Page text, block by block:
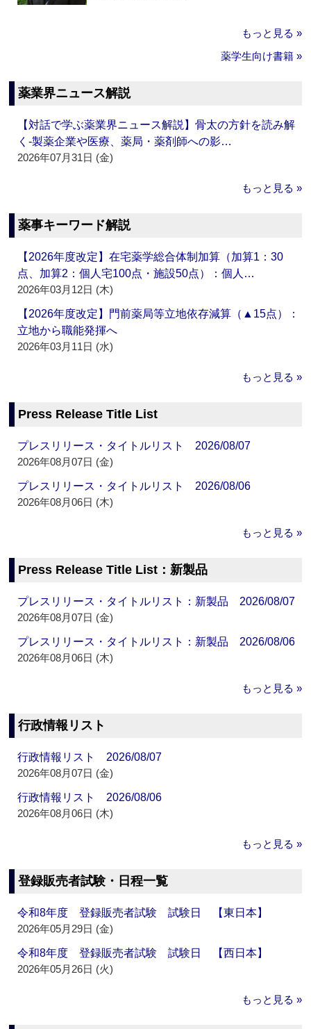
もっと見る »
薬学生向け書籍 »
薬業界ニュース解説
【対話で学ぶ薬業界ニュース解説】骨太の方針を読み解
く‐製薬企業や医療、薬局・薬剤師への影…
2026年07月31日 (金)
もっと見る »
薬事キーワード解説
【2026年度改定】在宅薬学総合体制加算（加算1：30
点、加算2：個人宅100点・施設50点）：個人…
2026年03月12日 (木)
【2026年度改定】門前薬局等立地依存減算（▲15点）：
立地から職能発揮へ
2026年03月11日 (水)
もっと見る »
Press Release Title List
プレスリリース・タイトルリスト 2026/08/07
2026年08月07日 (金)
プレスリリース・タイトルリスト 2026/08/06
2026年08月06日 (木)
もっと見る »
Press Release Title List：新製品
プレスリリース・タイトルリスト：新製品 2026/08/07
2026年08月07日 (金)
プレスリリース・タイトルリスト：新製品 2026/08/06
2026年08月06日 (木)
もっと見る »
行政情報リスト
行政情報リスト 2026/08/07
2026年08月07日 (金)
行政情報リスト 2026/08/06
2026年08月06日 (木)
もっと見る »
登録販売者試験・日程一覧
令和8年度 登録販売者試験 試験日 【東日本】
2026年05月29日 (金)
令和8年度 登録販売者試験 試験日 【西日本】
2026年05月26日 (火)
もっと見る »